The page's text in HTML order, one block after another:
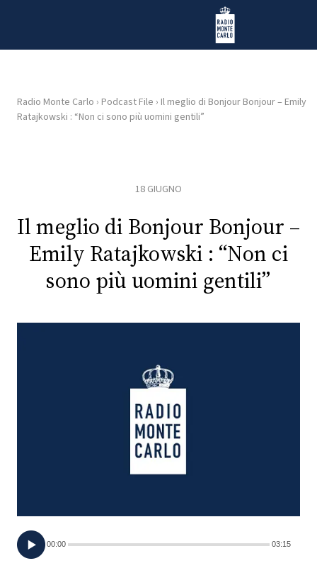
Radio Monte Carlo
HOME
RADIO
PLAYLIST
TV
PRINCIPATO
Radio Monte Carlo › Podcast File › Il meglio di Bonjour Bonjour – Emily
Ratajkowski : “Non ci sono più uomini gentili”
18 GIUGNO
Il meglio di Bonjour Bonjour –
Emily Ratajkowski : “Non ci
sono più uomini gentili”
00:00 03:15